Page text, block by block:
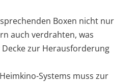
Boxen nicht nur
auch verdrahten, was
zur Herausforderung
Systems muss zur